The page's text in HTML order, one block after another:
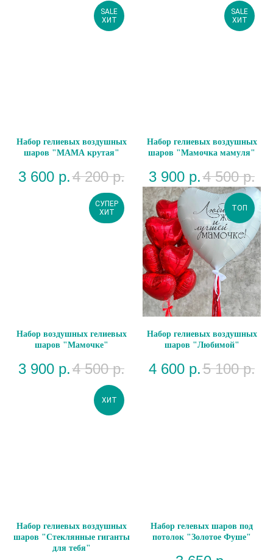
SALE
ХИТ
Набор гелиевых воздушных
шаров "МАМА крутая"
3 600 р.4 200 р.
SALE
ХИТ
Набор гелиевых воздушных
шаров "Мамочка мамуля"
3 900 р.4 500 р.
СУПЕР
ХИТ
Набор воздушных гелиевых
шаров "Мамочке"
3 900 р.4 500 р.
ТОП
Набор гелиевых воздушных
шаров "Любимой"
4 600 р.5 100 р.
ХИТ
Набор гелиевых воздушных
шаров "Стеклянные гиганты
для тебя"
Набор гелевых шаров под
потолок "Золотое Фуше"